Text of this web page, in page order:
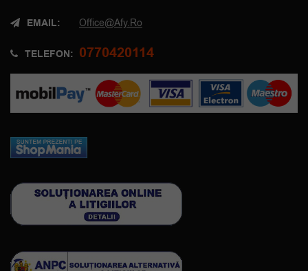
EMAIL: Office@afy.ro
TELEFON: 0770420114